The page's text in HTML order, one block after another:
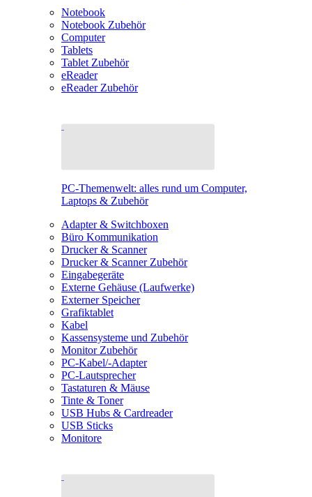
Notebook
Notebook Zubehör
Computer
Tablets
Tablet Zubehör
eReader
eReader Zubehör
PC-Themenwelt: alles rund um Computer,
Laptops & Zubehör
Adapter & Switchboxen
Büro Kommunikation
Drucker & Scanner
Drucker & Scanner Zubehör
Eingabegeräte
Externe Gehäuse (Laufwerke)
Externer Speicher
Grafiktablet
Kabel
Kassensysteme und Zubehör
Monitor Zubehör
PC-Kabel/-Adapter
PC-Lautsprecher
Tastaturen & Mäuse
Tinte & Toner
USB Hubs & Cardreader
USB Sticks
Monitore